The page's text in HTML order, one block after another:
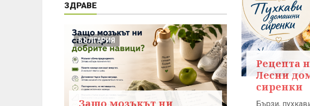
ЗДРАВЕ
БЪЛГАРИЯ
Защо мозъкът ни
Рецепта
Лесни
сиренки
Бързи,